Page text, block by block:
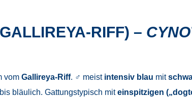
RIFF) –
vom Gallireya-Riff. ♂ meist intensiv blau mit
bläulich. Gattungstypisch miteinspitzigen